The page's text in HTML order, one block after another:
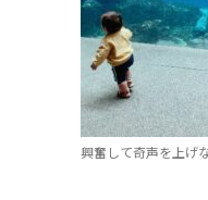
興奮して奇声を上げ